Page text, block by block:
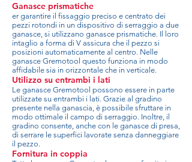
Ganasce prismatiche
er garantire il fissaggio preciso e centrato dei
pezzi rotondi in un dispositivo di serraggio a due
ganasce, si utilizzano ganasce prismatiche. Il loro
intaglio a forma di V assicura che il pezzo si
posizioni automaticamente al centro. Nelle
ganasce Gremotool questo funziona in modo
affidabile sia in orizzontale che in verticale.
Utilizzo su entrambi i lati
Le ganasce Gremotool possono essere in parte
utilizzate su entrambi i lati. Grazie al gradino
presente nella ganascia, è possibile sfruttare in
modo ottimale il campo di serraggio. Inoltre, il
gradino consente, anche con le ganasce di presa,
di serrare le superfici lavorate senza danneggiare
il pezzo.
Fornitura in coppia